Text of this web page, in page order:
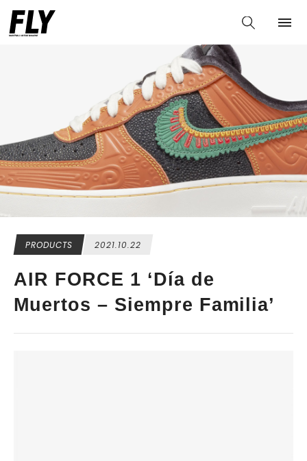
PRODUCTS 2021.10.22
AIR FORCE 1 ‘Día de
Muertos – Siempre Familia’